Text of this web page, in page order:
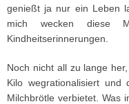
genießt ja nur ein Leben
mich wecken diese
Kindheitserinnerungen.
Noch nicht all zu lange
Kilo wegrationalisiert
Milchbrötle verbietet. Was